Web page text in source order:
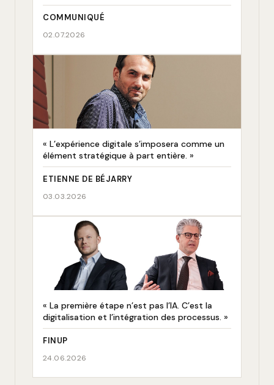
COMMUNIQUÉ
02.07.2026
« L’expérience digitale s’imposera comme un
élément stratégique à part entière. »
ETIENNE DE BÉJARRY
03.03.2026
« La première étape n’est pas l’IA. C’est la
digitalisation et l’intégration des processus. »
FINUP
24.06.2026